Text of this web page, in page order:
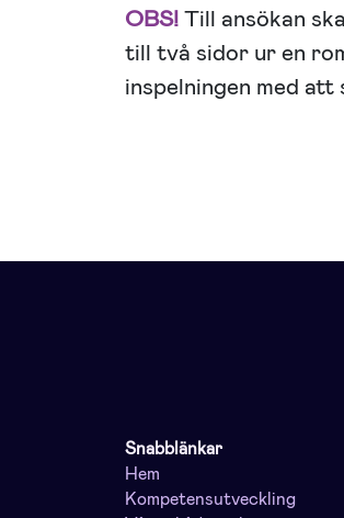
OBS!Till ansökan
till två sidor ur en
inspelningen med att
Snabblänkar
Hem
Kompetensutveckling